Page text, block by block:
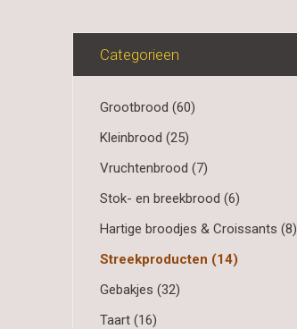
Categorieen
Grootbrood (60)
Kleinbrood (25)
Vruchtenbrood (7)
Stok- en breekbrood (6)
Hartige broodjes & Croissants (8)
Streekproducten (14)
Gebakjes (32)
Taart (16)